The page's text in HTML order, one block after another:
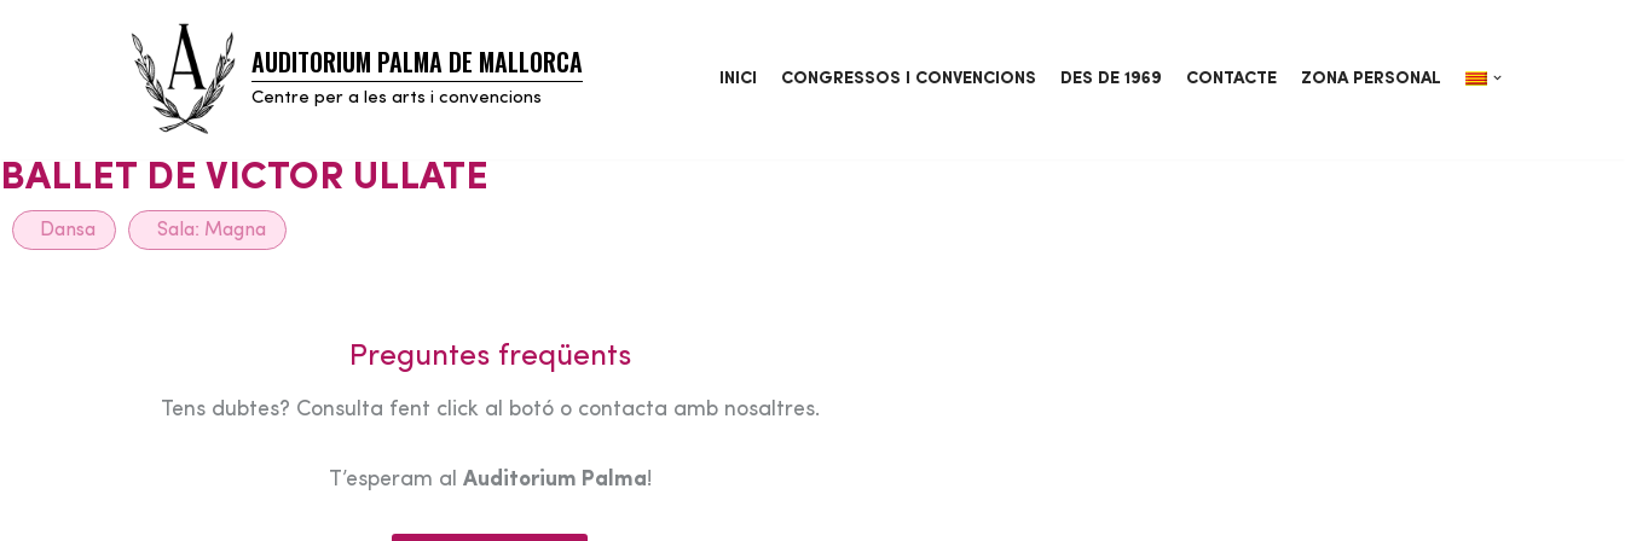
AUDITORIUM PALMA DE MALLORCA
Centre per a les arts i convencions
INICI CONGRESSOS I CONVENCIONS DES DE 1969 CONTACTE ZONA PERSONAL
BALLET DE VICTOR ULLATE
Dansa Sala: Magna
Preguntes freqüents
Tens dubtes? Consulta fent click al botó o contacta amb nosaltres.
T’esperam al Auditorium Palma!